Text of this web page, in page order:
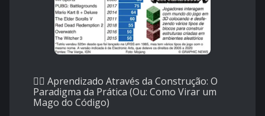
🧙‍♂️ Aprendizado Através da Construção: O
Paradigma da Prática (Ou: Como Virar um
Mago do Código)